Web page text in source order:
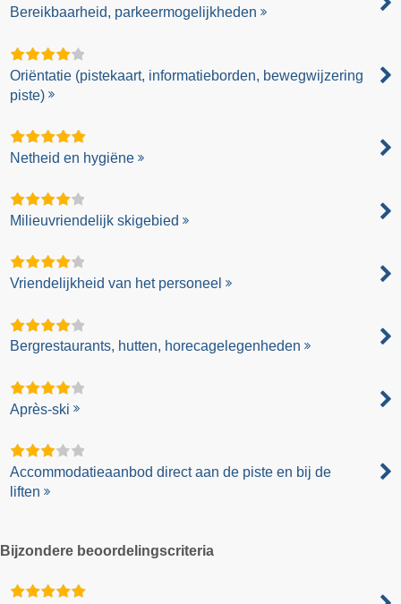
Bereikbaarheid, parkeermogelijkheden
Oriëntatie (pistekaart, informatieborden, bewegwijzering
piste)
Netheid en hygiëne
Milieuvriendelijk skigebied
Vriendelijkheid van het personeel
Bergrestaurants, hutten, horecagelegenheden
Après-ski
Accommodatieaanbod direct aan de piste en bij de
liften
Bijzondere beoordelingscriteria